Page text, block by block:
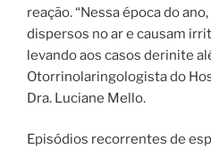
reação. “Nessa época do
dispersos no ar e causam
levando aos casos derinite
Otorrinolaringologista do
Dra. Luciane Mello.
Episódios recorrentes de